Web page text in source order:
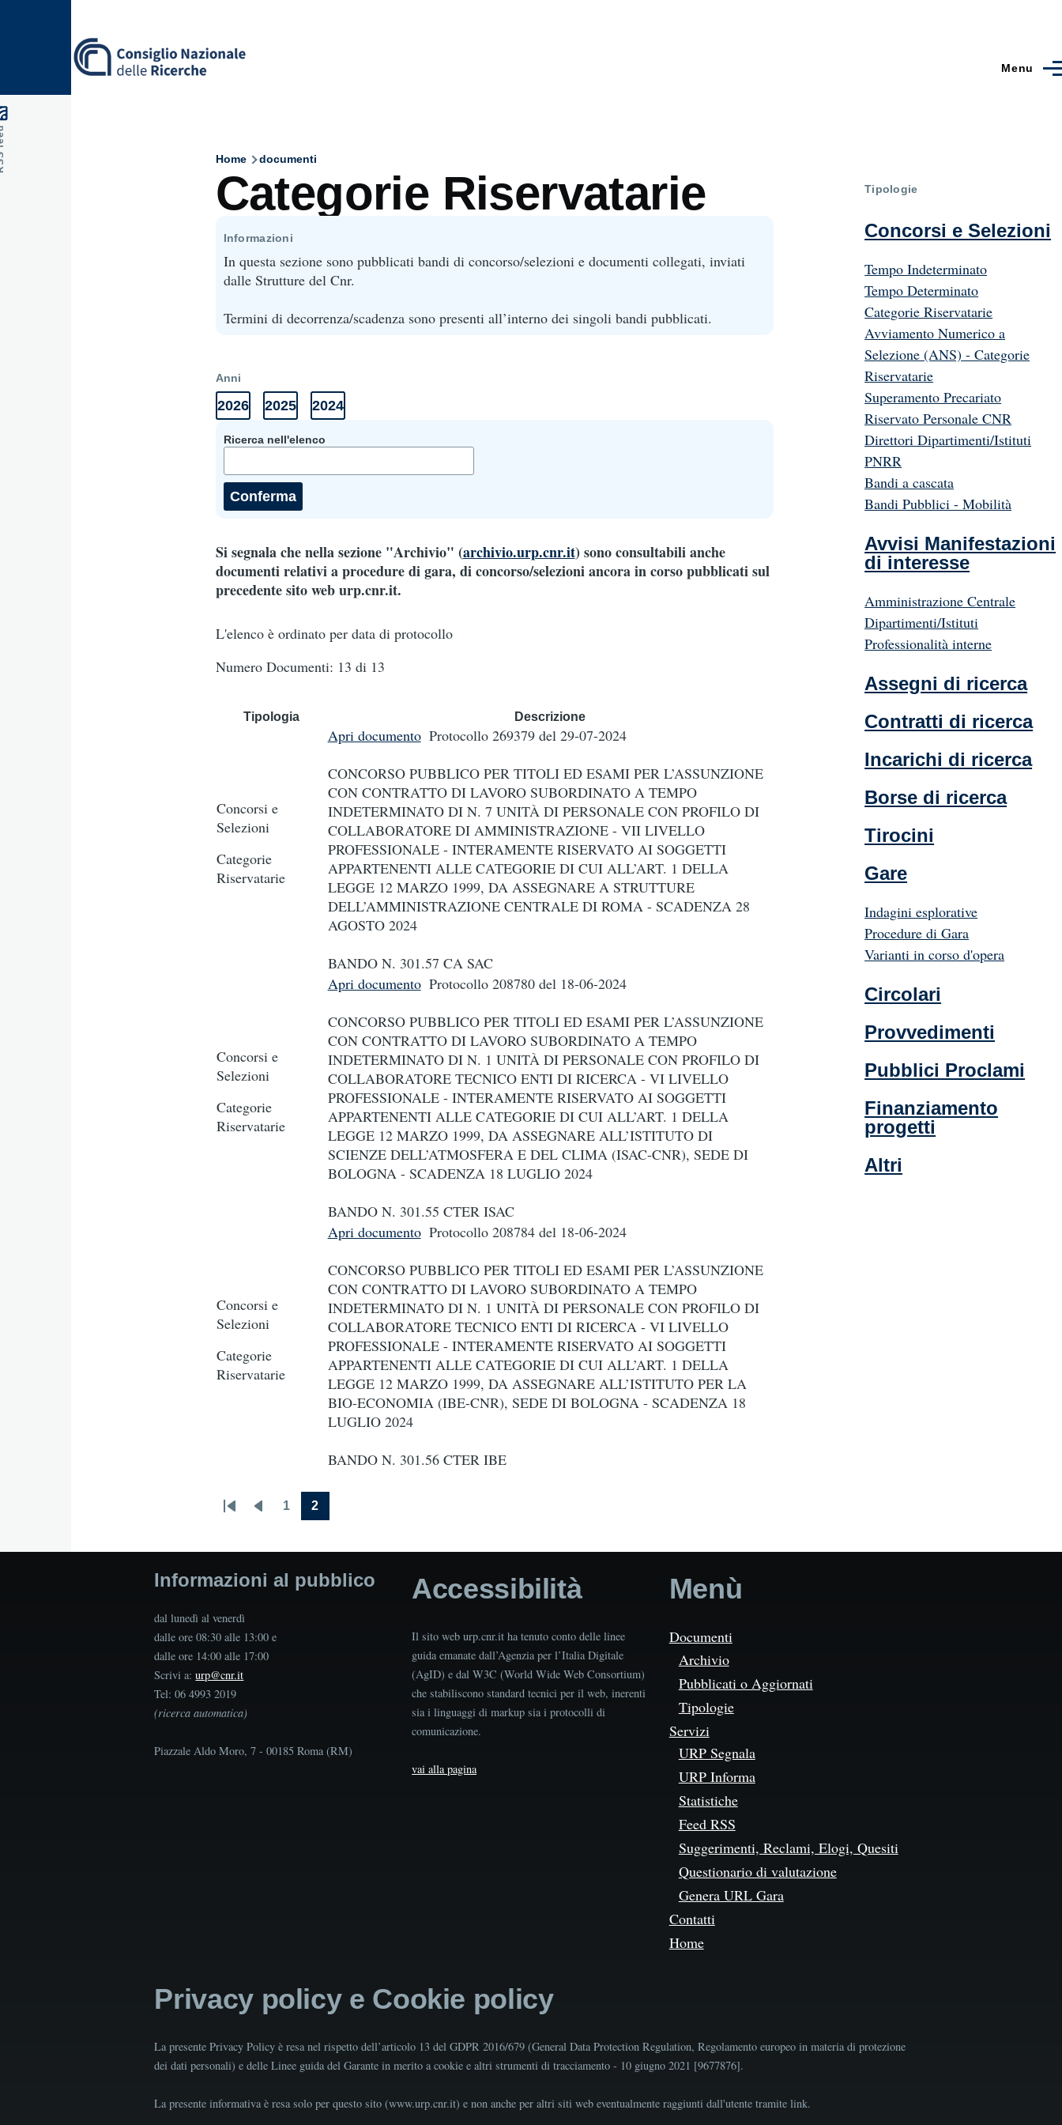
Menu
Breadcrumb
Home documenti
Categorie Riservatarie
Informazioni
In questa sezione sono pubblicati bandi di concorso/selezioni e documenti collegati, inviati
dalle Strutture del Cnr.
Termini di decorrenza/scadenza sono presenti all’interno dei singoli bandi pubblicati.
Anni
Anni
Documenti
Elenco
2026
2026
Elenco
2025
2025
Elenco
2024
2024
Ricerca nell'elenco
Si segnala che nella sezione "Archivio" (archivio.urp.cnr.it) sono consultabili anche
documenti relativi a procedure di gara, di concorso/selezioni ancora in corso pubblicati sul
precedente sito web urp.cnr.it.
L'elenco è ordinato per data di protocollo
Numero Documenti: 13 di 13
Tipologia Descrizione
Concorsi e
Selezioni
Categorie
Riservatarie
Apri documento Protocollo 269379 del 29-07-2024
CONCORSO PUBBLICO PER TITOLI ED ESAMI PER L’ASSUNZIONE
CON CONTRATTO DI LAVORO SUBORDINATO A TEMPO
INDETERMINATO DI N. 7 UNITÀ DI PERSONALE CON PROFILO DI
COLLABORATORE DI AMMINISTRAZIONE - VII LIVELLO
PROFESSIONALE - INTERAMENTE RISERVATO AI SOGGETTI
APPARTENENTI ALLE CATEGORIE DI CUI ALL’ART. 1 DELLA
LEGGE 12 MARZO 1999, DA ASSEGNARE A STRUTTURE
DELL’AMMINISTRAZIONE CENTRALE DI ROMA - SCADENZA 28
AGOSTO 2024
BANDO N. 301.57 CA SAC
Concorsi e
Selezioni
Categorie
Riservatarie
Apri documento Protocollo 208780 del 18-06-2024
CONCORSO PUBBLICO PER TITOLI ED ESAMI PER L’ASSUNZIONE
CON CONTRATTO DI LAVORO SUBORDINATO A TEMPO
INDETERMINATO DI N. 1 UNITÀ DI PERSONALE CON PROFILO DI
COLLABORATORE TECNICO ENTI DI RICERCA - VI LIVELLO
PROFESSIONALE - INTERAMENTE RISERVATO AI SOGGETTI
APPARTENENTI ALLE CATEGORIE DI CUI ALL’ART. 1 DELLA
LEGGE 12 MARZO 1999, DA ASSEGNARE ALL’ISTITUTO DI
SCIENZE DELL’ATMOSFERA E DEL CLIMA (ISAC-CNR), SEDE DI
BOLOGNA - SCADENZA 18 LUGLIO 2024
BANDO N. 301.55 CTER ISAC
Concorsi e
Selezioni
Categorie
Riservatarie
Apri documento Protocollo 208784 del 18-06-2024
CONCORSO PUBBLICO PER TITOLI ED ESAMI PER L’ASSUNZIONE
CON CONTRATTO DI LAVORO SUBORDINATO A TEMPO
INDETERMINATO DI N. 1 UNITÀ DI PERSONALE CON PROFILO DI
COLLABORATORE TECNICO ENTI DI RICERCA - VI LIVELLO
PROFESSIONALE - INTERAMENTE RISERVATO AI SOGGETTI
APPARTENENTI ALLE CATEGORIE DI CUI ALL’ART. 1 DELLA
LEGGE 12 MARZO 1999, DA ASSEGNARE ALL’ISTITUTO PER LA
BIO-ECONOMIA (IBE-CNR), SEDE DI BOLOGNA - SCADENZA 18
LUGLIO 2024
BANDO N. 301.56 CTER IBE
Pagination
First
Previous
1 2
Tipologie
Concorsi e Selezioni
Tempo Indeterminato
Tempo Determinato
Categorie Riservatarie
Avviamento Numerico a
Selezione (ANS) - Categorie
Riservatarie
Superamento Precariato
Riservato Personale CNR
Direttori Dipartimenti/Istituti
PNRR
Bandi a cascata
Bandi Pubblici - Mobilità
Avvisi Manifestazioni
di interesse
Amministrazione Centrale
Dipartimenti/Istituti
Professionalità interne
Assegni di ricerca
Contratti di ricerca
Incarichi di ricerca
Borse di ricerca
Tirocini
Gare
Indagini esplorative
Procedure di Gara
Varianti in corso d'opera
Circolari
Provvedimenti
Pubblici Proclami
Finanziamento
progetti
Altri
Informazioni al pubblico
dal lunedì al venerdì
dalle ore 08:30 alle 13:00 e
dalle ore 14:00 alle 17:00
Scrivi a:urp@cnr.it
Tel: 06 4993 2019
(ricerca automatica)
Piazzale Aldo Moro, 7 - 00185 Roma (RM)
Accessibilità
Il sito web urp.cnr.it ha tenuto conto delle linee
guida emanate dall’Agenzia per l’Italia Digitale
(AgID) e dal W3C (World Wide Web Consortium)
che stabiliscono standard tecnici per il web, inerenti
sia i linguaggi di markup sia i protocolli di
comunicazione.
vai alla pagina
Menù
Documenti
Archivio
Pubblicati o Aggiornati
Tipologie
Servizi
URP Segnala
URP Informa
Statistiche
Feed RSS
Suggerimenti, Reclami, Elogi, Quesiti
Questionario di valutazione
Genera URL Gara
Contatti
Home
Privacy policy e Cookie policy
La presente Privacy Policy è resa nel rispetto dell’articolo 13 del GDPR 2016/679 (General Data Protection Regulation, Regolamento europeo in materia di protezione
dei dati personali) e delle Linee guida del Garante in merito a cookie e altri strumenti di tracciamento - 10 giugno 2021 [9677876].
La presente informativa è resa solo per questo sito (www.urp.cnr.it) e non anche per altri siti web eventualmente raggiunti dall'utente tramite link.